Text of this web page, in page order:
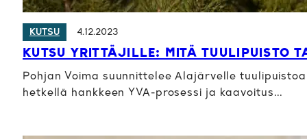
KUTSU 4.12.2023
KUTSU YRITTÄJILLE: MITÄ TUULIPUISTO
Pohjan Voima suunnittelee Alajärvelle
hetkellä hankkeen YVA-prosessi ja kaavoitus…